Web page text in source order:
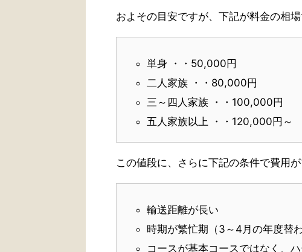
およその目安ですが、下記が料金の相場
単身 ・・50,000円
二人家族 ・・80,000円
三～四人家族 ・・100,000円
五人家族以上 ・・120,000円～
この値段に、さらに下記の条件で費用
輸送距離が長い
時期が繁忙期（3～4月の年度替わ
コースが基本コースではなく、